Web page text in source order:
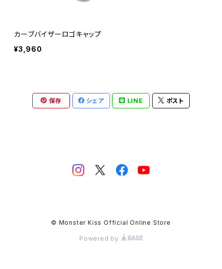
カーブバイザーロゴキャップ
¥3,960
保存 シェア LINE ポスト
© Monster Kiss Official Online Store
Powered by